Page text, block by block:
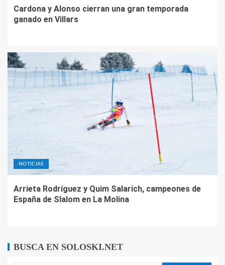
Cardona y Alonso cierran una gran temporada
ganado en Villars
NOTICIAS
Arrieta Rodríguez y Quim Salarich, campeones de
España de Slalom en La Molina
BUSCA EN SOLOSKI.NET